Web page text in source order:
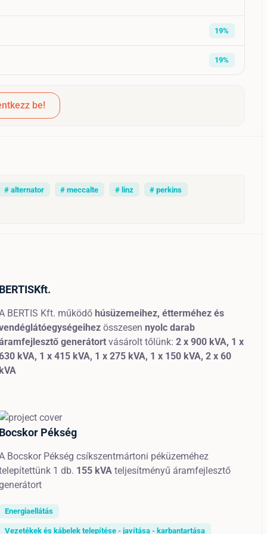
19%
19%
be!
# alternator # meccalte # linz # perkins
BERTISKft.
BERTIS Kft. működőhúsüzemeihez, étterméhez és
összesennyolc darab
generátort vásárolt tőlünk:2 x 900 kVA, 1 x
kVA, 1 x 415 kVA, 1 x 275 kVA, 1 x 150 kVA,2 x 60
kVA
Bocskor Pékség
Bocskor Pékség csíkszentmártoni péküzeméhez
1 db. 155 kVA teljesítményű áramfejlesztő
Energiaellátás
Vezetékek és kábelek telepítése - javítása - karbantartása